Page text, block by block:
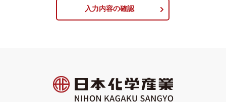
入力内容の確認